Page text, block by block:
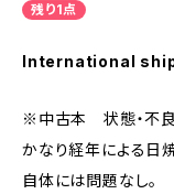
残り1点
International
※中古本 状態・不良
かなり経年による日
自体には問題なし。